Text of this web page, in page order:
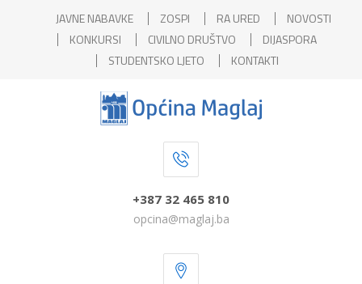
JAVNE NABAVKE ZOSPI RA URED
NOVOSTI
KONKURSI
CIVILNO DRUŠTVO
DIJASPORA
STUDENTSKO LJETO
KONTAKTI
+387 32 465 810
opcina@maglaj.ba